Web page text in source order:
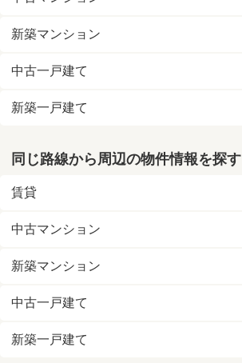
新築マンション
中古一戸建て
新築一戸建て
同じ路線から周辺の物件情報を探す
賃貸
中古マンション
新築マンション
中古一戸建て
新築一戸建て